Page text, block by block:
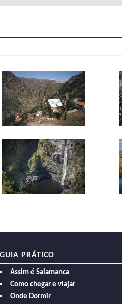
GUIA PRÁTICO
Assim é Salamanca
Como chegar e viajar
Onde Dormir